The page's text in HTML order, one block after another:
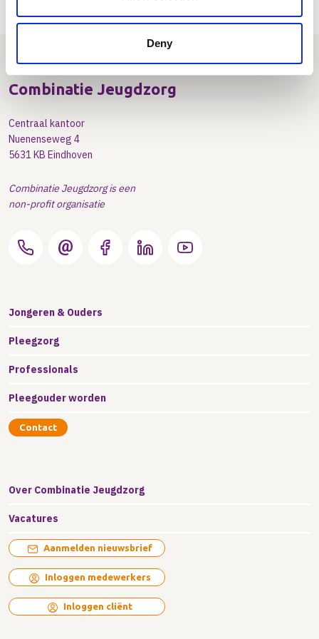
Deny
Combinatie Jeugdzorg
Centraal kantoor
Nuenenseweg 4
5631 KB Eindhoven
Combinatie Jeugdzorg is een
non-profit organisatie
Jongeren & Ouders
Pleegzorg
Professionals
Pleegouder worden
Contact
Over Combinatie Jeugdzorg
Vacatures
Aanmelden nieuwsbrief
Inloggen medewerkers
Inloggen cliënt